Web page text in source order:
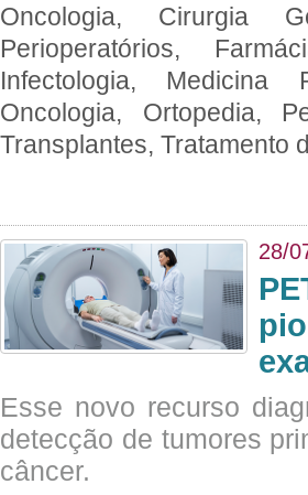
Oncologia, Cirurgia
Perioperatórios,
Infectologia, Medicina
Oncologia, Ortopedia,
Transplantes, Tratamento
28/
Esse novo recurso
detecção de tumores
câncer.